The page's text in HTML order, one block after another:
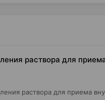
раствора для
раствора для приема